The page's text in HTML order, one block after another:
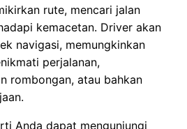
rute, mencari jalan
kemacetan. Driver akan
navigasi, memungkinkan
perjalanan,
rombongan, atau bahkan
Anda dapat mengunjungi